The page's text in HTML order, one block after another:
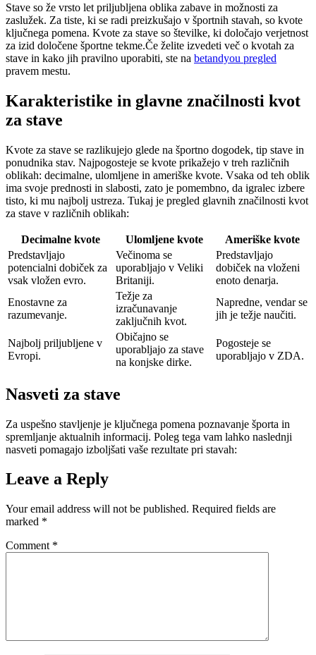
Stave so že vrsto let priljubljena oblika zabave in možnosti za
zaslužek. Za tiste, ki se radi preizkušajo v športnih stavah, so kvote
ključnega pomena. Kvote za stave so številke, ki določajo verjetnost
za izid določene športne tekme.Če želite izvedeti več o kvotah za
stave in kako jih pravilno uporabiti, ste na betandyou pregled
pravem mestu.
Karakteristike in glavne značilnosti kvot
za stave
Kvote za stave se razlikujejo glede na športno dogodek, tip stave in
ponudnika stav. Najpogosteje se kvote prikažejo v treh različnih
oblikah: decimalne, ulomljene in ameriške kvote. Vsaka od teh oblik
ima svoje prednosti in slabosti, zato je pomembno, da igralec izbere
tisto, ki mu najbolj ustreza. Tukaj je pregled glavnih značilnosti kvot
za stave v različnih oblikah:
Decimalne kvote Ulomljene kvote
Ameriške kvote
Predstavljajo
potencialni dobiček za
vsak vložen evro.
Večinoma se
uporabljajo v Veliki
Britaniji.
Predstavljajo
dobiček na vloženi
enoto denarja.
Enostavne za
razumevanje.
Težje za
izračunavanje
zaključnih kvot.
Napredne, vendar se
jih je težje naučiti.
Najbolj priljubljene v
Evropi.
Običajno se
uporabljajo za stave
na konjske dirke.
Pogosteje se
uporabljajo v ZDA.
Nasveti za stave
Za uspešno stavljenje je ključnega pomena poznavanje športa in
spremljanje aktualnih informacij. Poleg tega vam lahko naslednji
nasveti pomagajo izboljšati vaše rezultate pri stavah:
Leave a Reply
Your email address will not be published. Required fields are
marked *
Comment *